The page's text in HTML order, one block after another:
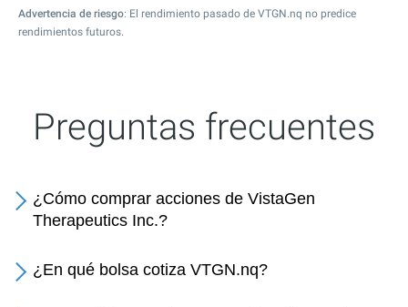
Advertencia de riesgo: El rendimiento pasado de VTGN.nq no predice
rendimientos futuros.
Preguntas frecuentes
¿Cómo comprar acciones de VistaGen
Therapeutics Inc.?
¿En qué bolsa cotiza VTGN.nq?